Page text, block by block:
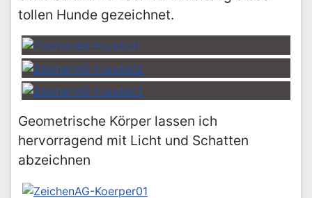
tollen Hunde gezeichnet.
Geometrische Körper lassen ich
hervorragend mit Licht und Schatten
abzeichnen